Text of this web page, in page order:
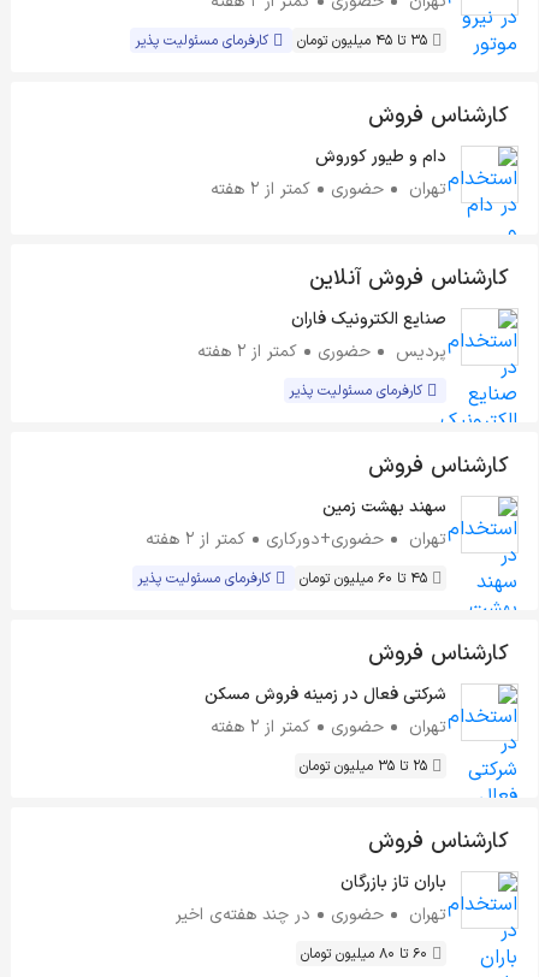
35 تا 45 میلیون تومان کارفرمای مسئولیت پذیر
کارشناس فروش
دام و طیور کوروش
تهران
حضوری کمتر از ۲ هفته
کارشناس فروش آنلاین
صنایع الکترونیک فاران
پردیس
حضوری کمتر از ۲ هفته
کارفرمای مسئولیت پذیر
کارشناس فروش
سهند بهشت زمین
تهران
حضوری+دورکاری کمتر از ۲ هفته
45 تا 60 میلیون تومان کارفرمای مسئولیت پذیر
کارشناس فروش
شرکتی فعال در زمینه فروش مسکن
تهران
حضوری کمتر از ۲ هفته
25 تا 35 میلیون تومان
کارشناس فروش
باران تاز بازرگان
تهران
حضوری در چند هفته‌ی اخیر
60 تا 80 میلیون تومان